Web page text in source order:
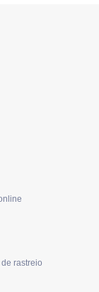
rastreio